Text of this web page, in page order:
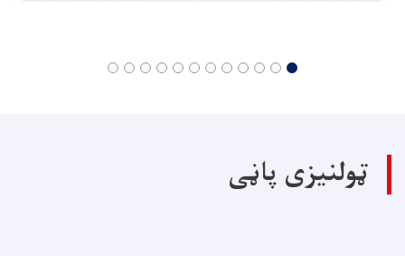
ټولنیزی پاڼی